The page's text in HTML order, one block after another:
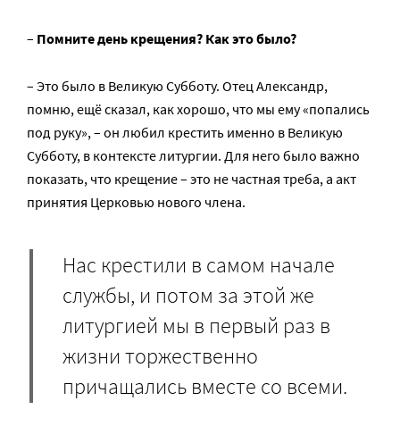
– Помните день крещения? Как это было?
– Это было в Великую Субботу. Отец Александр,
помню, ещё сказал, как хорошо, что мы ему «попались
под руку», – он любил крестить именно в Великую
Субботу, в контексте литургии. Для него было важно
показать, что крещение – это не частная треба, а акт
принятия Церковью нового члена.
Нас крестили в самом начале
службы, и потом за этой же
литургией мы в первый раз в
жизни торжественно
причащались вместе со всеми.